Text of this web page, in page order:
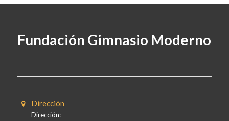
Fundación Gimnasio Moderno
Dirección
Dirección: